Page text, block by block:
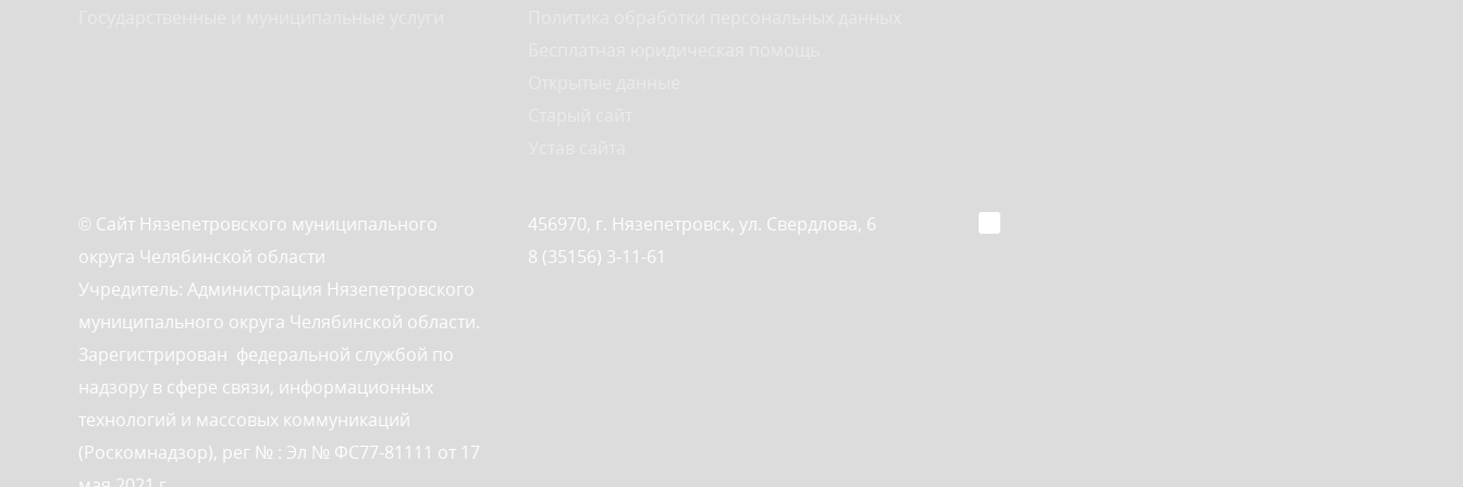
© Сайт Нязепетровского муниципального
округа Челябинской области
Учредитель: Администрация Нязепетровского
муниципального округа Челябинской области.
Зарегистрирован федеральной службой по
надзору в сфере связи, информационных
технологий и массовых коммуникаций
(Роскомнадзор), рег № : Эл № ФС77-81111 от 17
456970, г. Нязепетровск, ул. Свердлова, 6
8 (35156) 3-11-61